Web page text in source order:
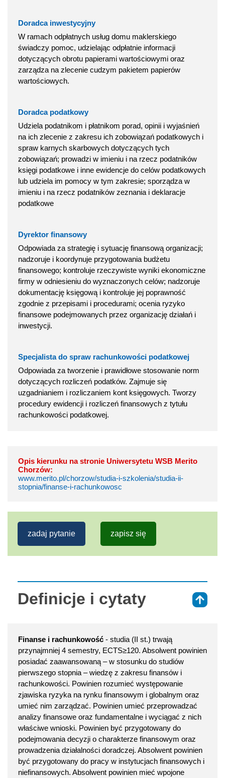
Doradca inwestycyjny
W ramach odpłatnych usług domu maklerskiego
świadczy pomoc, udzielając odpłatnie informacji
dotyczących obrotu papierami wartościowymi oraz
zarządza na zlecenie cudzym pakietem papierów
wartościowych.
Doradca podatkowy
Udziela podatnikom i płatnikom porad, opinii i wyjaśnień
na ich zlecenie z zakresu ich zobowiązań podatkowych i
spraw karnych skarbowych dotyczących tych
zobowiązań; prowadzi w imieniu i na rzecz podatników
księgi podatkowe i inne ewidencje do celów podatkowych
lub udziela im pomocy w tym zakresie; sporządza w
imieniu i na rzecz podatników zeznania i deklaracje
podatkowe
Dyrektor finansowy
Odpowiada za strategię i sytuację finansową organizacji;
nadzoruje i koordynuje przygotowania budżetu
finansowego; kontroluje rzeczywiste wyniki ekonomiczne
firmy w odniesieniu do wyznaczonych celów; nadzoruje
dokumentację księgową i kontroluje jej poprawność
zgodnie z przepisami i procedurami; ocenia ryzyko
finansowe podejmowanych przez organizację działań i
inwestycji.
Specjalista do spraw rachunkowości podatkowej
Odpowiada za tworzenie i prawidłowe stosowanie norm
dotyczących rozliczeń podatków. Zajmuje się
uzgadnianiem i rozliczaniem kont księgowych. Tworzy
procedury ewidencji i rozliczeń finansowych z tytułu
rachunkowości podatkowej.
Opis kierunku na stronie Uniwersytetu WSB Merito
Chorzów:
www.merito.pl/chorzow/studia-i-szkolenia/studia-ii-
stopnia/finanse-i-rachunkowosc
zadaj pytanie zapisz się
Definicje i cytaty
Finanse i rachunkowość - studia (II st.) trwają
przynajmniej 4 semestry, ECTS≥120. Absolwent powinien
posiadać zaawansowaną – w stosunku do studiów
pierwszego stopnia – wiedzę z zakresu finansów i
rachunkowości. Powinien rozumieć występowanie
zjawiska ryzyka na rynku finansowym i globalnym oraz
umieć nim zarządzać. Powinien umieć przeprowadzać
analizy finansowe oraz fundamentalne i wyciągać z nich
właściwe wnioski. Powinien być przygotowany do
podejmowania decyzji o charakterze finansowym oraz
prowadzenia działalności doradczej. Absolwent powinien
być przygotowany do pracy w instytucjach finansowych i
niefinansowych. Absolwent powinien mieć wpojone